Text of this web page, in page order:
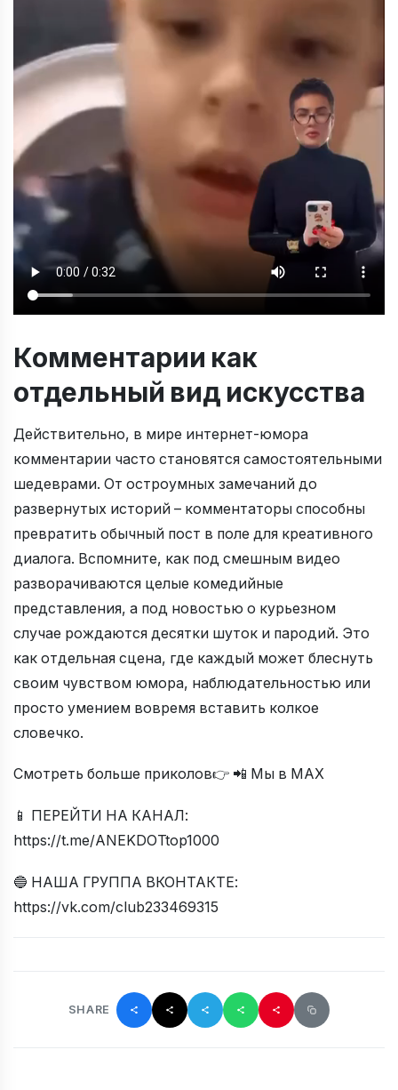
Комментарии как
отдельный вид искусства
Действительно, в мире интернет-юмора
комментарии часто становятся самостоятельными
шедеврами. От остроумных замечаний до
развернутых историй – комментаторы способны
превратить обычный пост в поле для креативного
диалога. Вспомните, как под смешным видео
разворачиваются целые комедийные
представления, а под новостью о курьезном
случае рождаются десятки шуток и пародий. Это
как отдельная сцена, где каждый может блеснуть
своим чувством юмора, наблюдательностью или
просто умением вовремя вставить колкое
словечко.
Смотреть больше приколов👉 📲 Мы в МАХ
📱 ПЕРЕЙТИ НА КАНАЛ:
https://t.me/ANEKDOTtop1000
🔵 НАША ГРУППА ВКОНТАКТЕ:
https://vk.com/club233469315
SHARE